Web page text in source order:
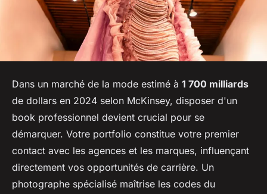
Dans un marché de la mode estimé à 1 700 milliards
de dollars en 2024 selon McKinsey, disposer d'un
book professionnel devient crucial pour se
démarquer. Votre portfolio constitue votre premier
contact avec les agences et les marques, influençant
directement vos opportunités de carrière. Un
photographe spécialisé maîtrise les codes du